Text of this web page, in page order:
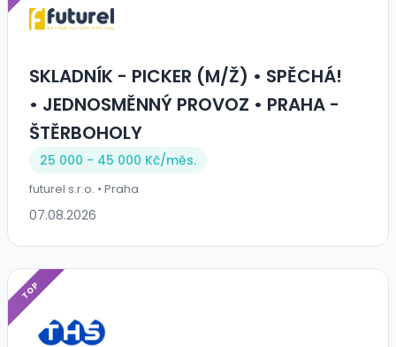
SKLADNÍK - PICKER (M/Ž) • SPĚCHÁ!
• JEDNOSMĚNNÝ PROVOZ • PRAHA -
ŠTĚRBOHOLY
25 000 - 45 000 Kč/měs.
futurel s.r.o. • Praha
07.08.2026
TOP